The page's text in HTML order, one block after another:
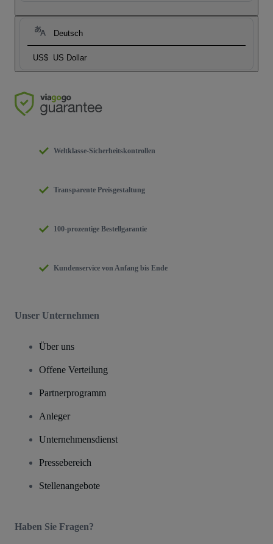
Deutsch
US$ US Dollar
Weltklasse-Sicherheitskontrollen
Transparente Preisgestaltung
100-prozentige Bestellgarantie
Kundenservice von Anfang bis Ende
Unser Unternehmen
Über uns
Offene Verteilung
Partnerprogramm
Anleger
Unternehmensdienst
Pressebereich
Stellenangebote
Haben Sie Fragen?